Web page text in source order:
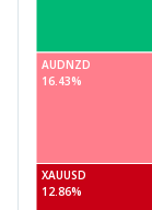
AUDNZD
XAUUSD
16.43%
12.86%